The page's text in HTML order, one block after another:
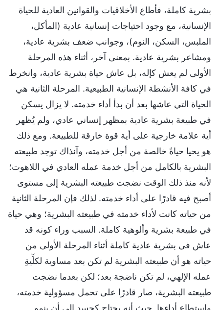
بشرية كاملة، فأطاع الأخلاقيات والقوانين العادية للحياة
الإنسانية، مع وجود احتياجات إنسانية عادية (المأكل،
الملبس، السكن، النوم)، وجوانب ضعف بشرية عادية،
ومشاعر بشرية عادية. بمعنى آخر، أثناء هذه المرحلة
الأولى لم يعش كإله، بل عاش حياة بشرية عادية، وانخرط
في كافة الأنشطة الإنسانية الطبيعية. المرحلة الثانية هي
الحياة التي عاشها بعد أن بدأ أداء خدمته. لا يزال يسكن
في طبيعة بشرية عادية بمظهر إنساني عادي، ولم يُظهر
أية علامة خارجية على أية قوة خارقة للطبيعة. ومع ذلك
هو يحيا حياةً خالصة من أجل خدمته، وآنذاك توجد طبيعته
البشرية بالكامل من أجل خدمة عمله العادي في اللاهوت؛
لأنه منذ ذلك الوقت نضجت طبيعته البشرية إلى مستوى
أصبح فيه قادرًا على أداء خدمته. لذلك فإن المرحلة الثانية
من حياته كانت لأداء خدمته في طبيعته البشرية؛ وهي حياة
في طبيعة بشرية وألوهية كاملة. السبب وراء كونه قد
عاش في بشرية عادية كاملة أثناء المرحلة الأولى من
حياته هو أن طبيعته البشرية لم تكن بعد مساوية لكلِّيةِ
عمله الإلهي، لم تكن ناضجة بعد؛ لكن بعدما نضجت
طبيعته البشرية، صار قادرًا على تحمل مسؤولية خدمته،
واستطاع أداءها. حيث أنه يحتاج كجسد إلى أن ينمو